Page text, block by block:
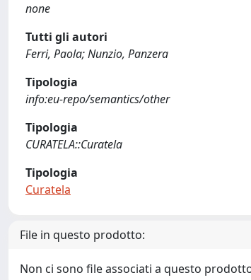
none
Tutti gli autori
Ferri, Paola; Nunzio, Panzera
Tipologia
info:eu-repo/semantics/other
Tipologia
CURATELA::Curatela
Tipologia
Curatela
File in questo prodotto:
Non ci sono file associati a questo